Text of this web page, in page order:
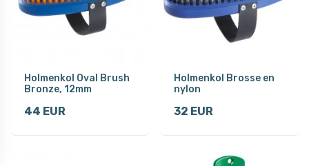
Holmenkol Oval Brush
Bronze, 12mm
44 EUR
Holmenkol Brosse en
nylon
32 EUR